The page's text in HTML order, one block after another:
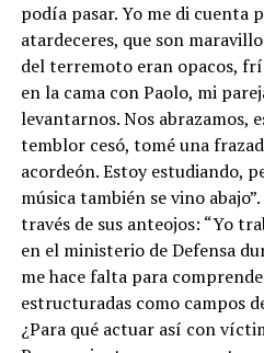
podía pasar. Yo me di cuenta
atardeceres, que son
del terremoto eran opacos,
en la cama con Paolo, mi
levantarnos. Nos abrazamos,
temblor cesó, tomé una
acordeón. Estoy estudiando,
música también se vino
través de sus anteojos: “Yo
en el ministerio de Defensa
me hace falta para
estructuradas como campos
¿Para qué actuar así con